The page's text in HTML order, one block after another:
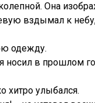
Она
вздымал к
одежду.
носил в прошлом
хитро улыбался.